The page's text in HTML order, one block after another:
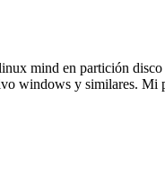
mind en partición
windows y similares. Mi